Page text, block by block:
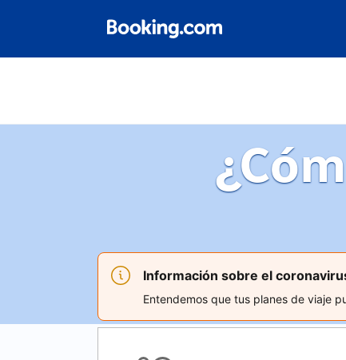
Información sobre el
Entendemos que tus planes de viaje